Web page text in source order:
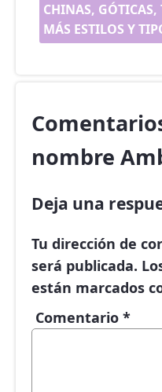
CHINAS, GÓTICAS,
MÁS ESTILOS Y
nombre
Deja una
Tu dirección de
será publicada.
están marcados
Comentario *